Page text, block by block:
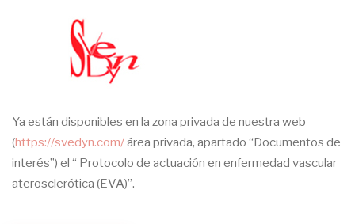
Ya están disponibles en la zona privada de nuestra web
(https://svedyn.com/área privada, apartado “Documentos de
interés”) el “ Protocolo de actuación en enfermedad vascular
aterosclerótica (EVA)”.